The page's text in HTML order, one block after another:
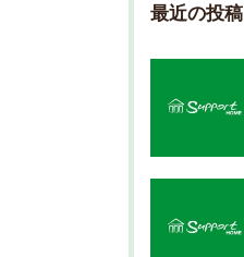
最近の投稿